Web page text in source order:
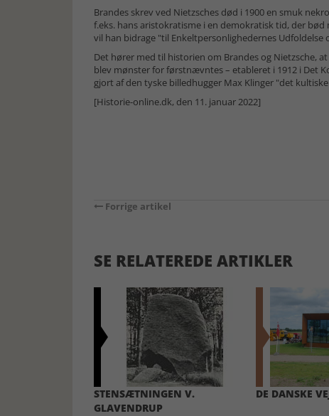
Brandes skrev ved Nietzsches død i 1900 en smuk
f.eks. hans aristokratisme i en demokratisk tid, der
vil han bidrage "til Enkelt­personlig­he­der­nes Udfoldelse
Det hører med til historien om Brandes og Nietzsche,
blev møn­ster for førstnævntes – etableret i 1912 i Det
gjort af den tyske billed­hug­ger Max Klinger "det
[Historie-online.dk, den 11. januar 2022]
Forrige artikel
SE RELATEREDE ARTIKLER
STENSÆTNINGEN V.
GLAVENDRUP
DE DANSKE